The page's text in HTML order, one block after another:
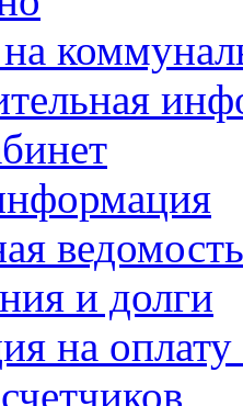
ведомость
и долги
на